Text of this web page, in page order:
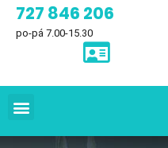
727 846 206
po-pá 7.00-15.30